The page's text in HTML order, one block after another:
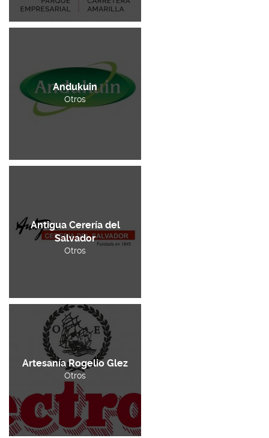
Andukuin
Otros
Antigua Cerería del
Salvador
Otros
Artesanía Rogelio Glez
Otros